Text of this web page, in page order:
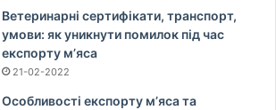
Ветеринарні сертифікати, транспорт,
умови: як уникнути помилок під час
експорту м’яса
21-02-2022
Особливості експорту м’яса та